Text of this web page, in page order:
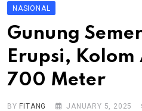
Olahraga
Kolom
NASIONAL
Gunung
Erupsi, Kolom
700 Meter
BY FITANG JANUARY 5, 2025